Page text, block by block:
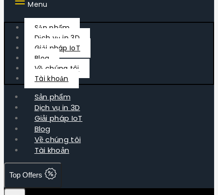
Menu
Sản phẩm
Dịch vụ in 3D
Giải pháp IoT
Blog
Về chúng tôi
Tài khoản
Sản phẩm
Dịch vụ in 3D
Giải pháp IoT
Blog
Về chúng tôi
Tài khoản
Top Offers